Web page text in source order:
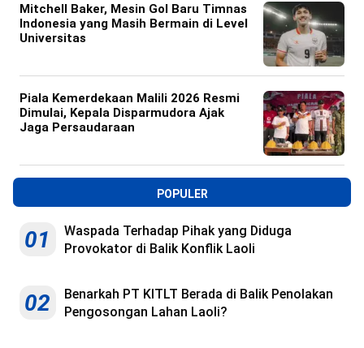
Mitchell Baker, Mesin Gol Baru Timnas
Indonesia yang Masih Bermain di Level
Universitas
Piala Kemerdekaan Malili 2026 Resmi
Dimulai, Kepala Disparmudora Ajak
Jaga Persaudaraan
POPULER
01
Waspada Terhadap Pihak yang Diduga
Provokator di Balik Konflik Laoli
02
Benarkah PT KITLT Berada di Balik Penolakan
Pengosongan Lahan Laoli?